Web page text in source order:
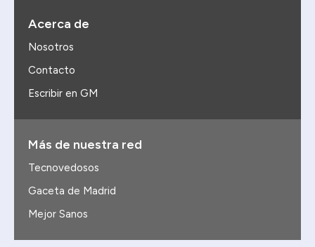
Acerca de
Nosotros
Contacto
Escribir en GM
Más de nuestra red
Tecnovedosos
Gaceta de Madrid
Mejor Sanos